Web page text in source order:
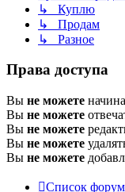
↳ Куплю
↳ Продам
↳ Разное
Права доступа
Вы не можете
Вы не можете
Вы не можете
Вы не можете
Вы не можете
Список